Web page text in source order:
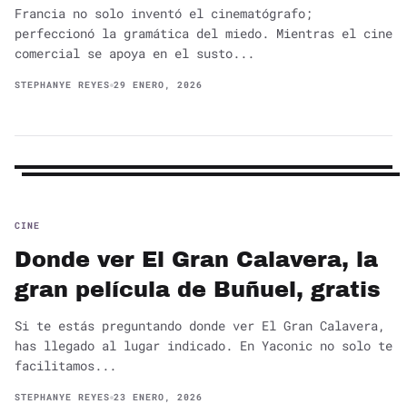
Francia no solo inventó el cinematógrafo;
perfeccionó la gramática del miedo. Mientras el cine
comercial se apoya en el susto...
STEPHANYE REYES 29 ENERO, 2026
CINE
Donde ver El Gran Calavera, la
gran película de Buñuel, gratis
Si te estás preguntando donde ver El Gran Calavera,
has llegado al lugar indicado. En Yaconic no solo te
facilitamos...
STEPHANYE REYES 23 ENERO, 2026